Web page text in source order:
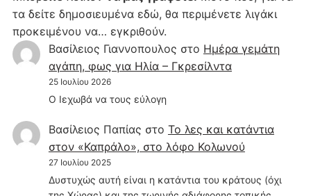
τα δείτε δημοσιευμένα εδώ, θα περιμένετε λιγάκι
προκειμένου να… εγκριθούν.
Βασίλειος Γιαννοπουλος στο Hμέρα γεμάτη
αγάπη, φως για Ηλία – Γκρεσίλντα
25 Ιουλίου 2026
Ο Ιεχωβά να τους εύλογη
Βασίλειος Παπίας στο Το λες και κατάντια
στον «Καπράλο», στο λόφο Κολωνού
27 Ιουλίου 2025
Δυστυχώς αυτή είναι η κατάντια του κράτους (όχι